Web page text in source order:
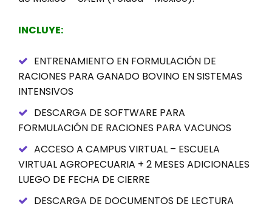
INCLUYE:
ENTRENAMIENTO EN FORMULACIÓN DE
RACIONES PARA GANADO BOVINO EN SISTEMAS
INTENSIVOS
DESCARGA DE SOFTWARE PARA
FORMULACIÓN DE RACIONES PARA VACUNOS
ACCESO A CAMPUS VIRTUAL – ESCUELA
VIRTUAL AGROPECUARIA + 2 MESES ADICIONALES
LUEGO DE FECHA DE CIERRE
DESCARGA DE DOCUMENTOS DE LECTURA